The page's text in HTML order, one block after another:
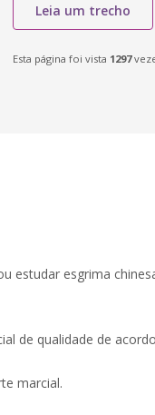
Leia um trecho
Esta página foi vista 1297
estudar esgrima
de qualidade de
marcial.